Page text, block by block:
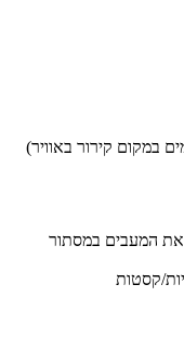
במקום קירור באוויר)
את המעבים במסתור